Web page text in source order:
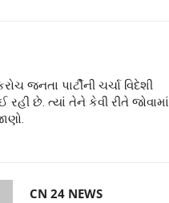
જનતા પાર્ટીની ચર્ચા વિદેશી
રહી છે. ત્યાં તેને કેવી રીતે જોવામાં
CN 24 NEWS